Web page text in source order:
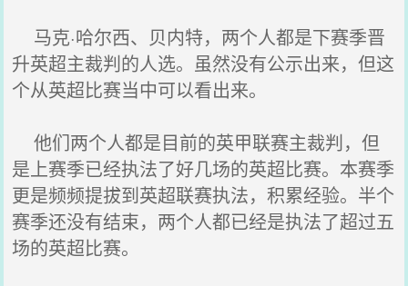
马克·哈尔西、贝内特，两个人都是下赛季晋
升英超主裁判的人选。虽然没有公示出来，但这
个从英超比赛当中可以看出来。
他们两个人都是目前的英甲联赛主裁判，但
是上赛季已经执法了好几场的英超比赛。本赛季
更是频频提拔到英超联赛执法，积累经验。半个
赛季还没有结束，两个人都已经是执法了超过五
场的英超比赛。